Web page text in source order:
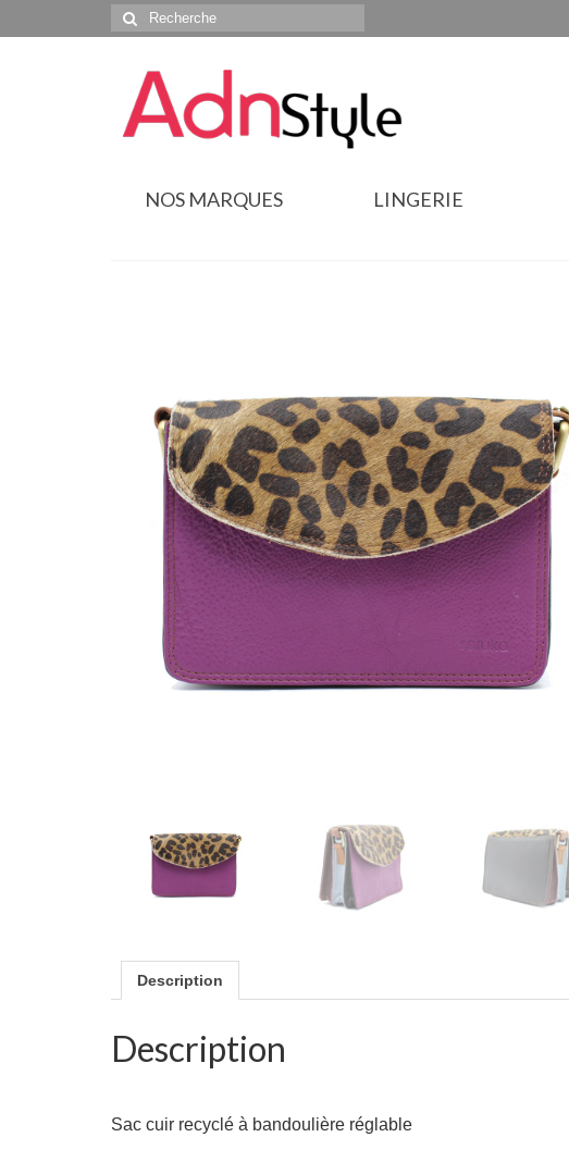
Rechercher
:
NOS MARQUES LINGERIE
Description
Description
Sac cuir recyclé à bandoulière réglable